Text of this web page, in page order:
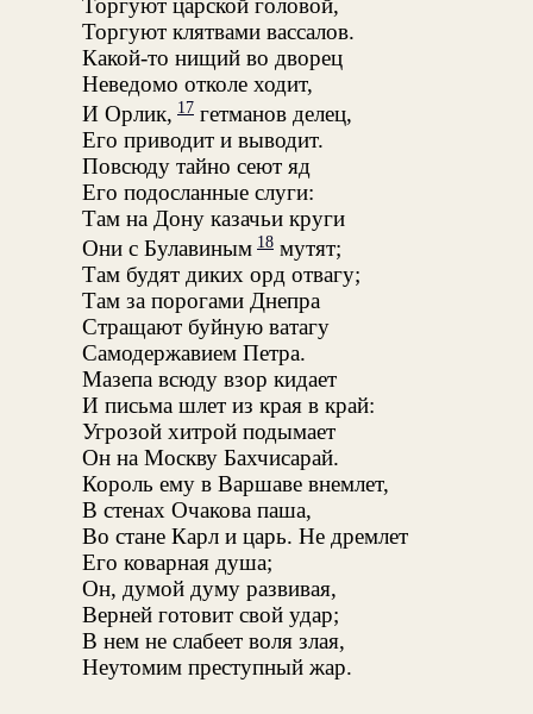
Торгуют клятвами вассалов.
Какой-то нищий во дворец
Неведомо отколе ходит,
И Орлик, 17 гетманов делец,
Его приводит и выводит.
Повсюду тайно сеют яд
Его подосланные слуги:
Там на Дону казачьи круги
Они с Булавиным 18 мутят;
Там будят диких орд отвагу;
Там за порогами Днепра
Стращают буйную ватагу
Самодержавием Петра.
Мазепа всюду взор кидает
И письма шлет из края в край:
Угрозой хитрой подымает
Он на Москву Бахчисарай.
Король ему в Варшаве внемлет,
В стенах Очакова паша,
Во стане Карл и царь. Не дремлет
Его коварная душа;
Он, думой думу развивая,
Верней готовит свой удар;
В нем не слабеет воля злая,
Неутомим преступный жар.